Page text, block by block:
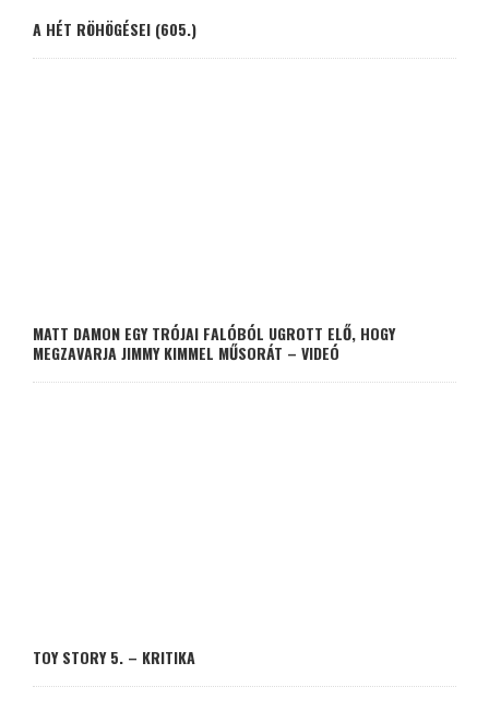
A HÉT RÖHÖGÉSEI (605.)
MATT DAMON EGY TRÓJAI FALÓBÓL UGROTT ELŐ, HOGY
MEGZAVARJA JIMMY KIMMEL MŰSORÁT – VIDEÓ
TOY STORY 5. – KRITIKA